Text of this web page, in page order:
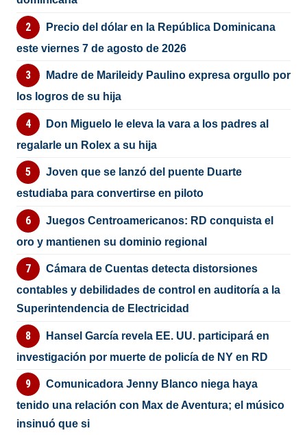
Precio del dólar en la República Dominicana
este viernes 7 de agosto de 2026
Madre de Marileidy Paulino expresa orgullo por
los logros de su hija
Don Miguelo le eleva la vara a los padres al
regalarle un Rolex a su hija
Joven que se lanzó del puente Duarte
estudiaba para convertirse en piloto
Juegos Centroamericanos: RD conquista el
oro y mantienen su dominio regional
Cámara de Cuentas detecta distorsiones
contables y debilidades de control en auditoría a la
Superintendencia de Electricidad
Hansel García revela EE. UU. participará en
investigación por muerte de policía de NY en RD
Comunicadora Jenny Blanco niega haya
tenido una relación con Max de Aventura; el músico
insinuó que si